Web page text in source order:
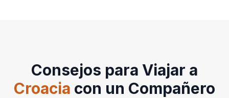
Consejos para Viajar a
Croacia con un Compañero